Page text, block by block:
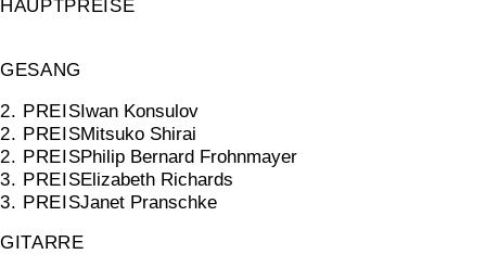
HAUPTPREISE
GESANG
2. PREIS Iwan Konsulov
2. PREISMitsuko Shirai
2. PREISPhilip Bernard Frohnmayer
3. PREISElizabeth Richards
3. PREISJanet Pranschke
GITARRE